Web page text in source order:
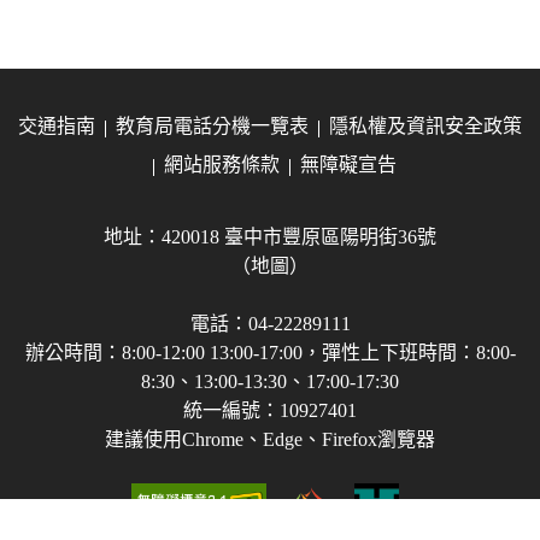
交通指南 教育局電話分機一覽表
隱私權及資訊安全政策
網站服務條款
無障礙宣告
地址：420018 臺中市豐原區陽明街36號
（地圖）
電話：04-22289111
辦公時間：8:00-12:00 13:00-17:00，彈性上下班時間：8:00-
8:30、13:00-13:30、17:00-17:30
統一編號：10927401
建議使用Chrome、Edge、Firefox瀏覽器